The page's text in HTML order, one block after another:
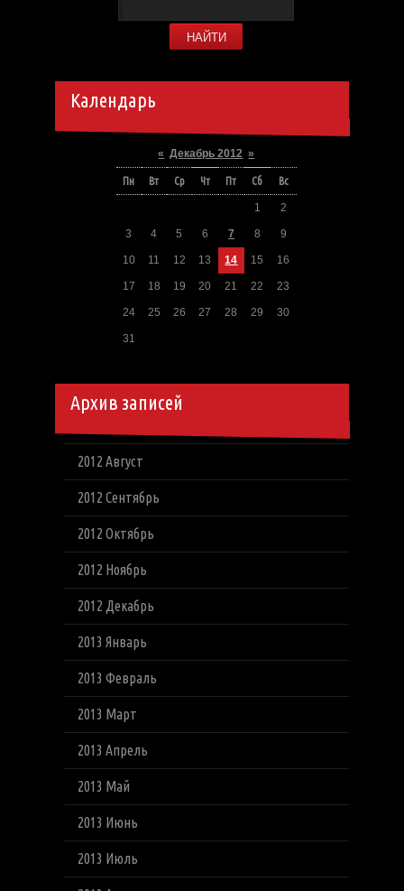
Календарь
« Декабрь 2012 »
Пн Вт Ср Чт Пт Сб Вс
1 2
3 4 5 6 7 8 9
10 11 12 13 14 15 16
17 18 19 20 21 22 23
24 25 26 27 28 29 30
31
Архив записей
2012 Август
2012 Сентябрь
2012 Октябрь
2012 Ноябрь
2012 Декабрь
2013 Январь
2013 Февраль
2013 Март
2013 Апрель
2013 Май
2013 Июнь
2013 Июль